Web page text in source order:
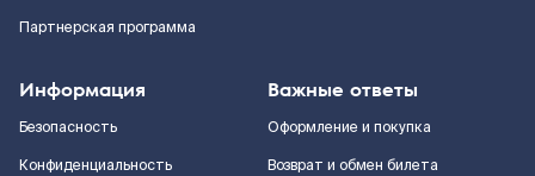
Партнерская программа
Информация
Безопасность
Конфиденциальность
Важные ответы
Оформление и покупка
Возврат и обмен билета